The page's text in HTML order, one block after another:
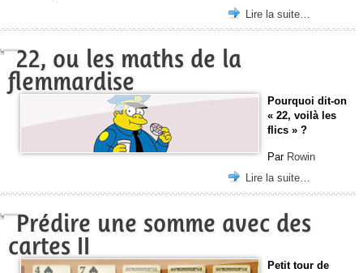
Lire la suite…
22, ou les maths de la
flemmardise
Pourquoi dit-on
« 22, voilà les
flics » ?
Par Rowin
Lire la suite…
Prédire une somme avec des
cartes II
Petit tour de